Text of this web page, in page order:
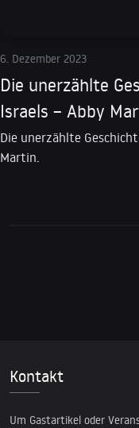
6. Dezember 2023
Die unerzählte
Israels – Abby
Die unerzählte
Martin.
Kontakt
Um Gastartikel oder